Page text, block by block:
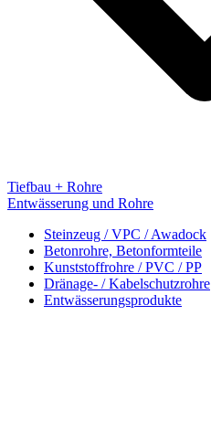
Tiefbau + Rohre
Entwässerung und Rohre
Steinzeug / VPC / Awadock
Betonrohre, Betonformteile
Kunststoffrohre / PVC / PP
Dränage- / Kabelschutzrohre
Entwässerungsprodukte